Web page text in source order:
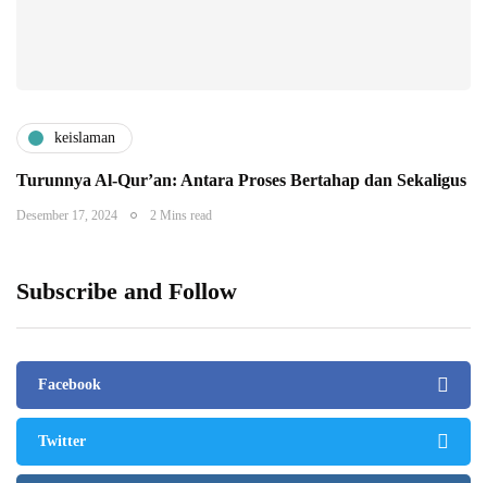
keislaman
Turunnya Al-Qur’an: Antara Proses Bertahap dan Sekaligus
Desember 17, 2024 2 Mins read
Subscribe and Follow
Facebook
Twitter